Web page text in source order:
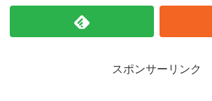
スポンサーリンク